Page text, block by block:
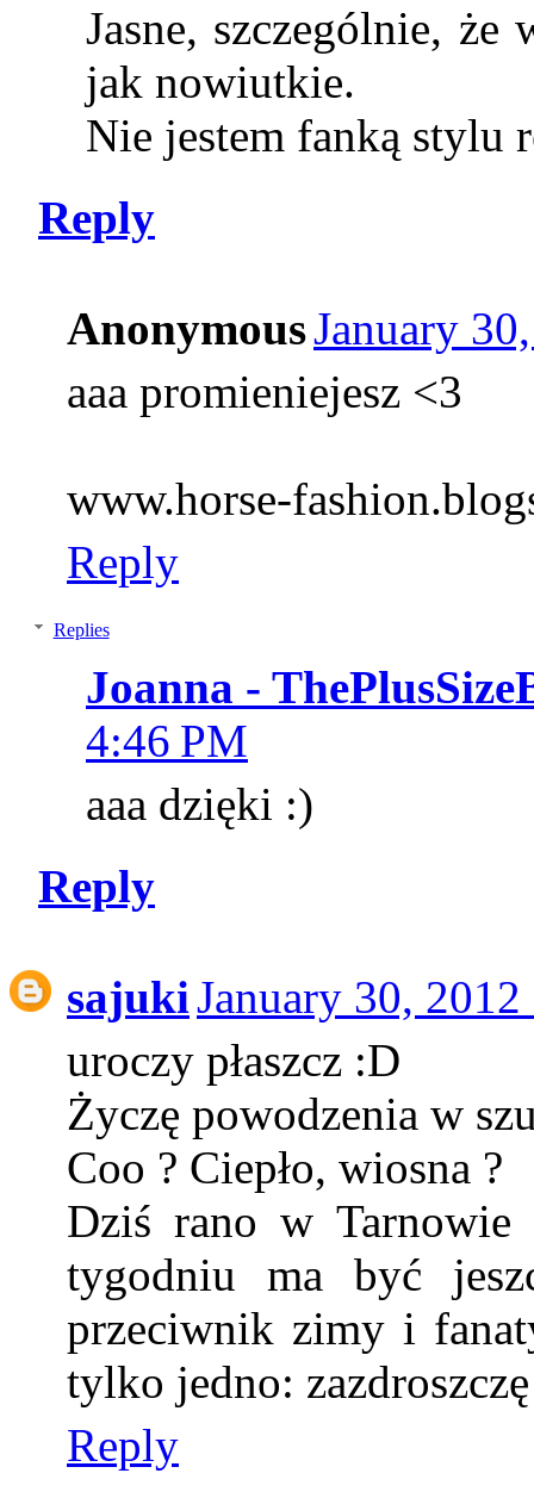
Jasne, szczególnie,
jak nowiutkie.
Nie jestem fanką stylu
Reply
AnonymousJanuary
aaa promieniejesz <3
www.horse-
Reply
Replies
Joanna -
4:46 PM
aaa dzięki :)
Reply
sajukiJanuary 30,
uroczy płaszcz :D
Życzę powodzenia w
Coo ? Ciepło, wiosna ?
Dziś rano w
tygodniu ma być
przeciwnik zimy i
tylko jedno:
Reply